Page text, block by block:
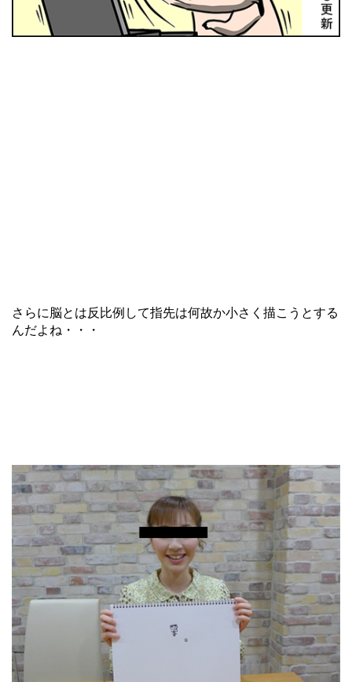
さらに脳とは反比例して指先は何故か小さく描こうとする
んだよね・・・